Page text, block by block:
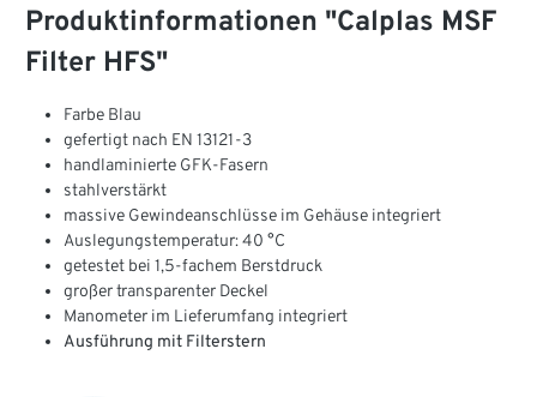
Produktinformationen "Calplas MSF
Filter HFS"
Farbe Blau
gefertigt nach EN 13121-3
handlaminierte GFK-Fasern
stahlverstärkt
massive Gewindeanschlüsse im Gehäuse integriert
Auslegungstemperatur: 40 °C
getestet bei 1,5-fachem Berstdruck
großer transparenter Deckel
Manometer im Lieferumfang integriert
Ausführung mit Filterstern